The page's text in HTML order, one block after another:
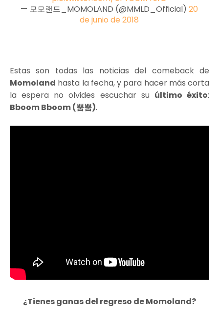
— 모모랜드_MOMOLAND (@MMLD_Official)20
de junio de 2018
Estas son todas las noticias del comeback de
Momoland hasta la fecha, y para hacer más corta
la espera no olvides escuchar su último éxito:
Bboom Bboom (뿜뿜).
¿Tienes ganas del regreso de Momoland?